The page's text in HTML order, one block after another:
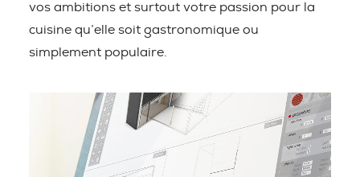
vos ambitions et surtout votre passion pour la
cuisine qu’elle soit gastronomique ou
simplement populaire.